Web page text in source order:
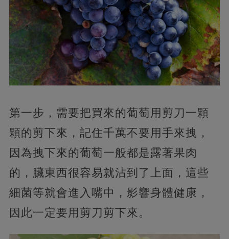
第一步，需要把買來的葡萄用剪刀一顆
顆的剪下來，記住千萬不要用手來拽，
因為拽下來的葡萄一般都是露著果肉
的，臟東西很容易就沾到了上面，這些
細菌等就會進入嘴中，影響身體健康，
因此一定要用剪刀剪下來。